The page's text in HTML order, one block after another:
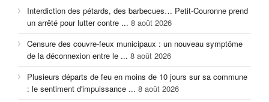
Interdiction des pétards, des barbecues… Petit-Couronne prend
un arrêté pour lutter contre ... 8 août 2026
Censure des couvre-feux municipaux : un nouveau symptôme
de la déconnexion entre le ... 8 août 2026
Plusieurs départs de feu en moins de 10 jours sur sa commune
: le sentiment d'impuissance ... 8 août 2026